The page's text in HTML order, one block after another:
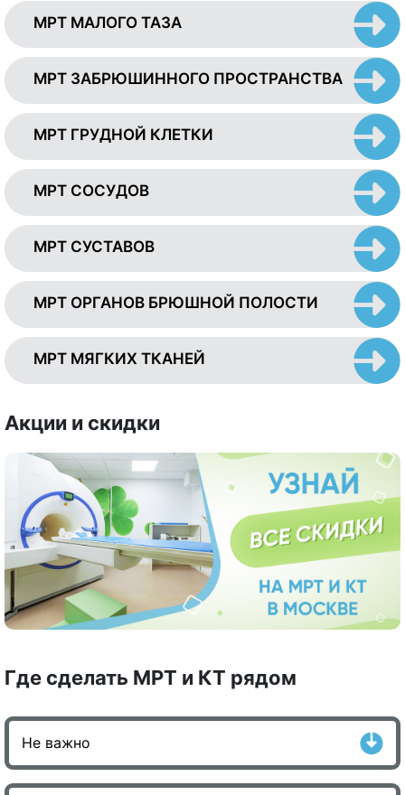
МРТ МАЛОГО ТАЗА
МРТ ЗАБРЮШИННОГО ПРОСТРАНСТВА
МРТ ГРУДНОЙ КЛЕТКИ
МРТ СОСУДОВ
МРТ СУСТАВОВ
МРТ ОРГАНОВ БРЮШНОЙ ПОЛОСТИ
МРТ МЯГКИХ ТКАНЕЙ
Акции и скидки
Где сделать МРТ и КТ рядом